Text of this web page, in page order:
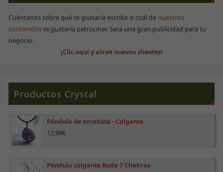
Cuéntanos sobre qué te gustaría escribir o cuál de nuestros
contenidoste gustaría patrocinar. Será una gran publicidad para tu
negocio.
¡Clic aquí y atrae nuevos clientes!
Productos Crystal
Péndulo de amatista - Colgante
12,99€
Péndulo colgante Buda 7 Chakras